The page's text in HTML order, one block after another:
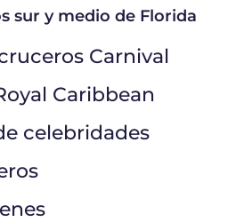
sur y medio de Florida
Carnival
Caribbean
celebridades